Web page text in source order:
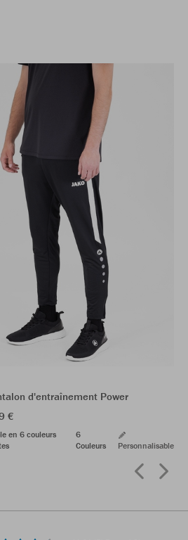
d'entraînement Power
€
en 6 couleurs
6
Couleurs
Personnalisable